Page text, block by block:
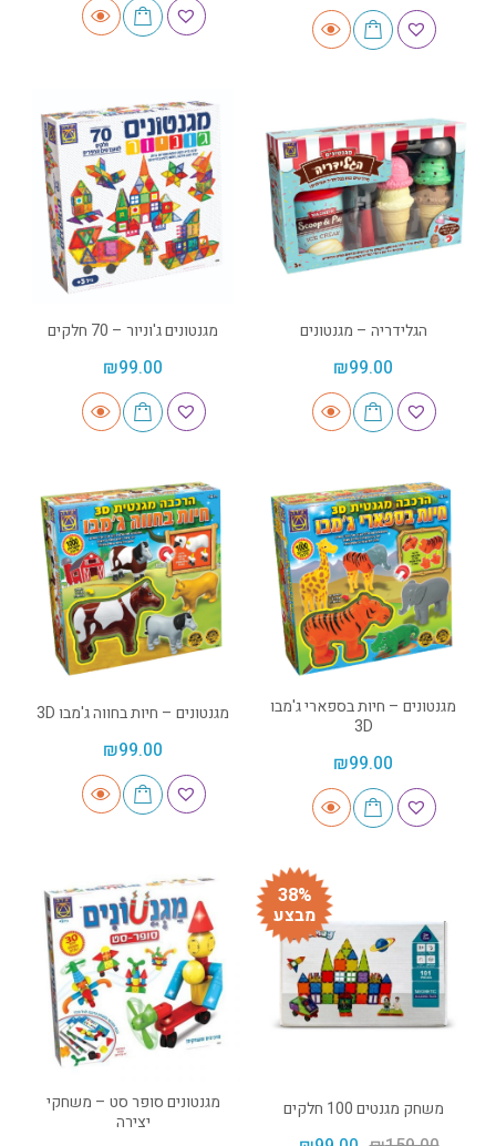
הגלידריה – מגנטונים
₪99.00
מגנטונים ג'וניור – 70 חלקים
₪99.00
מגנטונים – חיות בספארי ג'מבו
3D
₪99.00
מגנטונים – חיות בחווה ג'מבו 3D
₪99.00
38%
מבצע
משחק מגנטים 100 חלקים
מגנטונים סופר סט – משחקי
יצירה